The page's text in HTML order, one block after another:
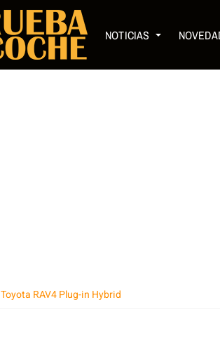
NOTICIAS
Toyota RAV4 Plug-in Hybrid